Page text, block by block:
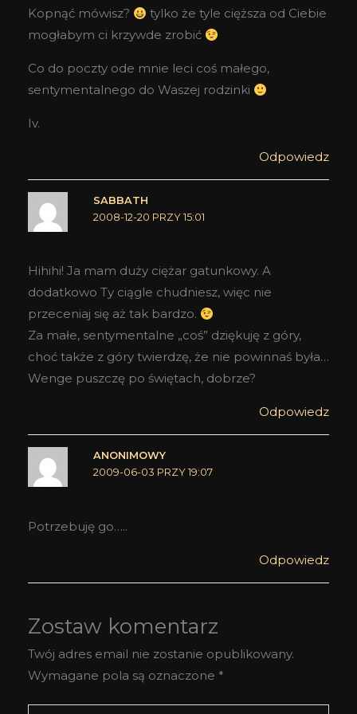
Kopnąć mówisz?
tylko że tyle cięższa od Ciebie
mogłabym ci krzywde zrobić
Co do poczty ode mnie leci coś małego,
sentymentalnego do Waszej rodzinki
Iv.
Odpowiedz
SABBATH
2008-12-20 PRZY 15:01
Hihihi! Ja mam duży ciężar gatunkowy. A
dodatkowo Ty ciągle chudniesz, więc nie
przeceniaj się aż tak bardzo.
Za małe, sentymentalne „coś” dziękuję z góry,
choć także z góry twierdzę, że nie powinnaś była…
Wenge puszczę po świętach, dobrze?
Odpowiedz
ANONIMOWY
2009-06-03 PRZY 19:07
Potrzebuję go…..
Odpowiedz
Zostaw komentarz
Twój adres email nie zostanie opublikowany.
Wymagane pola są oznaczone *